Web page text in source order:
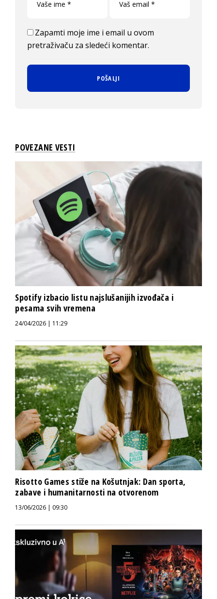
Zapamti moje ime i email u ovom
pretraživaču za sledeći komentar.
POVEZANE VESTI
Spotify izbacio listu najslušanijih izvođača i
pesama svih vremena
24/04/2026 | 11:29
Risotto Games stiže na Košutnjak: Dan sporta,
zabave i humanitarnosti na otvorenom
13/06/2026 | 09:30